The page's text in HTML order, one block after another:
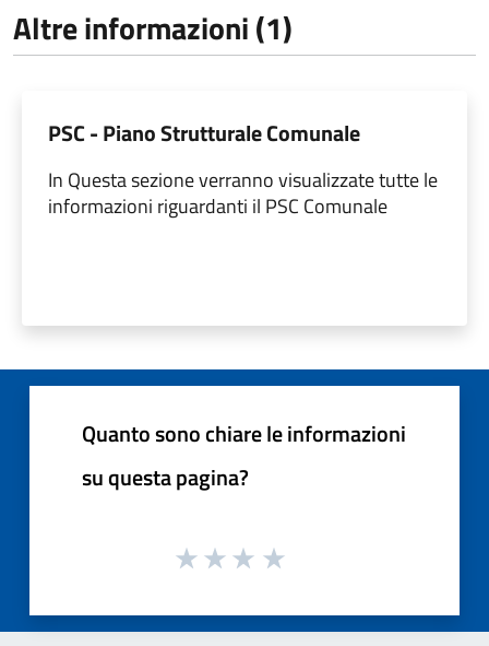
Altre informazioni (1)
PSC - Piano Strutturale Comunale
In Questa sezione verranno visualizzate tutte le
informazioni riguardanti il PSC Comunale
Quanto sono chiare le informazioni
su questa pagina?